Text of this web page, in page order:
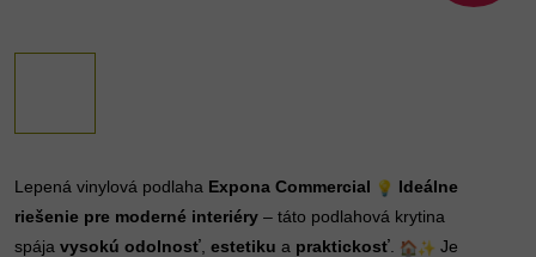
Lepená vinylová podlaha Expona Commercial
Ideálne
riešenie pre moderné interiéry – táto podlahová krytina
spája vysokú odolnosť estetiku a praktickosť
Je